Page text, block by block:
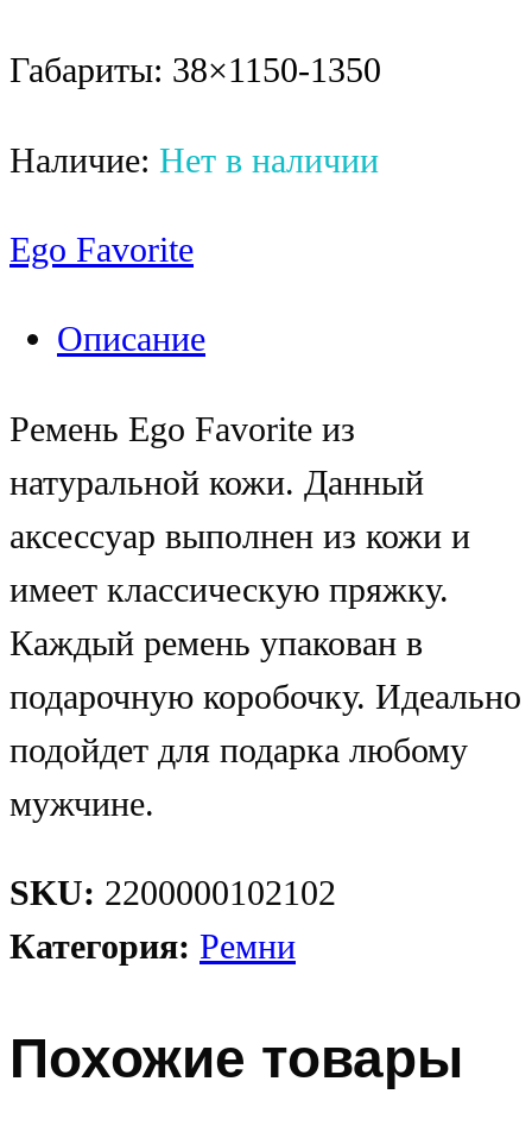
Габариты: 38×1150-1350
Наличие: Нет в наличии
Ego Favorite
Описание
Ремень Ego Favorite из
натуральной кожи. Данный
аксессуар выполнен из кожи и
имеет классическую пряжку.
Каждый ремень упакован в
подарочную коробочку. Идеально
подойдет для подарка любому
мужчине.
SKU: 2200000102102
Категория: Ремни
Похожие товары